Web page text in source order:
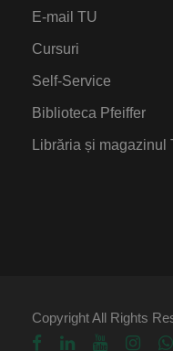
E-mail TU
Cursuri
Self-Service
Biblioteca Pfeiffer
Librăria și magazinul
Copyright All Rights